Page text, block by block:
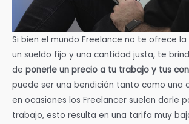
Si bien el mundo Freelance no te ofrece
un sueldo fijo y una cantidad justa, te
de ponerle un precio a tu trabajo y tus
puede ser una bendición tanto como una
en ocasiones los Freelancer suelen darle
trabajo, esto resulta en una tarifa muy